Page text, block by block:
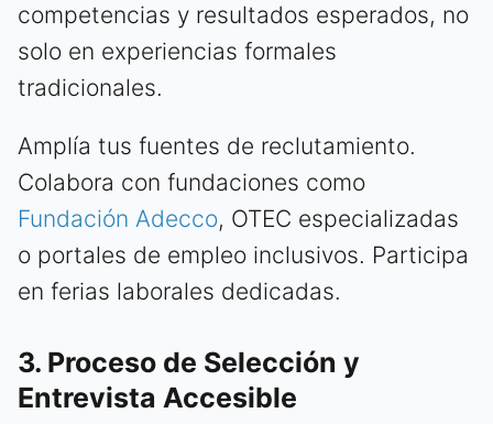
competencias y resultados esperados, no
solo en experiencias formales
tradicionales.
Amplía tus fuentes de reclutamiento.
Colabora con fundaciones como
Fundación Adecco, OTEC especializadas
o portales de empleo inclusivos. Participa
en ferias laborales dedicadas.
3. Proceso de Selección y
Entrevista Accesible